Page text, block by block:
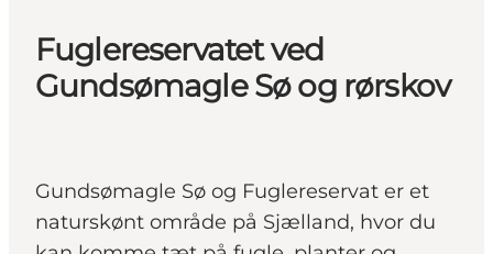
Fuglereservatet ved
Gundsømagle Sø og rørskov
Gundsømagle Sø og Fuglereservat er et
naturskønt område på Sjælland, hvor du